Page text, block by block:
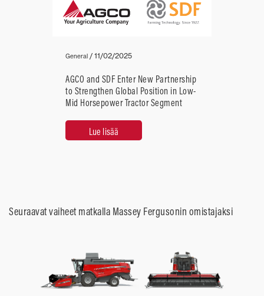
General / 11/02/2025
AGCO and SDF Enter New Partnership
to Strengthen Global Position in Low-
Mid Horsepower Tractor Segment
Lue lisää
Seuraavat vaiheet matkalla Massey Fergusonin omistajaksi